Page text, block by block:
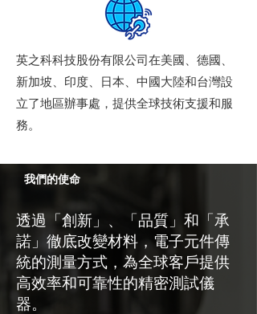
英之科科技股份有限公司在美國、德國、
新加坡、印度、日本、中國大陸和台灣設
立了地區辦事處，提供全球技術支援和服
務。
我們的使命
透過「創新」、「品質」和「承
諾」徹底改變材料，電子元件傳
統的測量方式，為全球客戶提供
高效率和可靠性的精密測試儀
器。